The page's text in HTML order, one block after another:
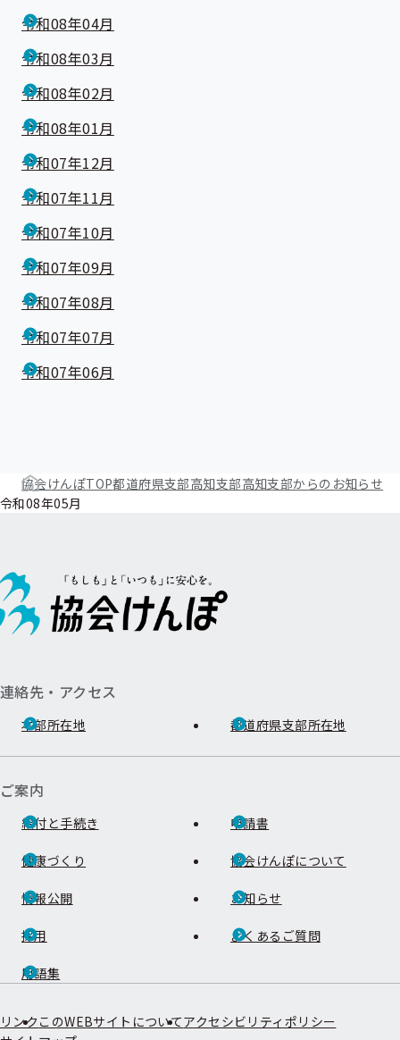
令和08年04月
令和08年03月
令和08年02月
令和08年01月
令和07年12月
令和07年11月
令和07年10月
令和07年09月
令和07年08月
令和07年07月
令和07年06月
協会けんぽTOP都道府県支部高知支部高知支部からのお知らせ
令和08年05月
連絡先・アクセス
本部所在地 都道府県支部所在地
ご案内
給付と手続き 申請書
健康づくり 協会けんぽについて
情報公開 お知らせ
採用 よくあるご質問
用語集
リンク このWEBサイトについてアクセシビリティポリシー